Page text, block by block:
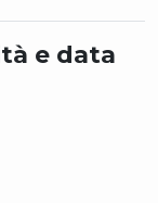
e data